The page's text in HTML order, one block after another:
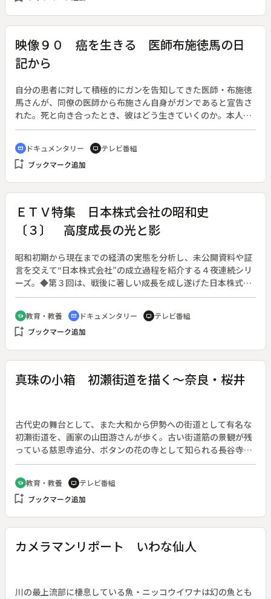
映像９０ 癌を生きる 医師布施徳馬の日
記から
自分の患者に対して積極的にガンを告知してきた医師・布施徳
馬さんが、同僚の医師から布施さん自身がガンであると宣告さ
れた。死と向き合ったとき、彼はどう生きていくのか。本人の
日記とインタビューによって、闘病生活を追う。
cinematic_blur ドキュメンタリー tv テレビ番組
bookmark_add ブックマーク追加
ＥＴＶ特集 日本株式会社の昭和史
〔３〕 高度成長の光と影
昭和初期から現在までの経済の実態を分析し、未公開資料や証
言を交えて“日本株式会社”の成立過程を紹介する４夜連続シリ
ーズ。◆第３回は、戦後に著しい成長を成し遂げた日本株式会
社の光と影の部分に焦点を当てて検証する。５５年体制がスタ
ートし、自民党一党支配による「経済政策主導の政治システ
ム」が定着。所得倍増、列島改造といった統制型経済政策が官
僚主導で次々と立案・実行される。やがて政治・財界・官僚の
school 教育・教養 cinematic_blur ドキュメンタリー tv テレビ番組
bookmark_add ブックマーク追加
真珠の小箱 初瀬街道を描く～奈良・桜井
古代史の舞台として、また大和から伊勢への街道として有名な
初瀬街道を、画家の山田游さんが歩く。古い街道筋の景観が残
っている慈恩寺追分、ボタンの花の寺として知られる長谷寺な
どを訪れる。
school 教育・教養 tv テレビ番組
bookmark_add ブックマーク追加
カメラマンリポート いわな仙人
川の最上流部に棲息している魚・ニッコウイワナは幻の魚とも